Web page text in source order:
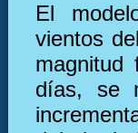
El
vientos
días, se